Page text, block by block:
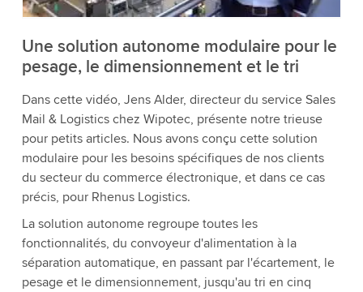
Une solution autonome modulaire pour le
pesage, le dimensionnement et le tri
Dans cette vidéo, Jens Alder, directeur du service Sales
Mail & Logistics chez Wipotec, présente notre trieuse
pour petits articles. Nous avons conçu cette solution
modulaire pour les besoins spécifiques de nos clients
du secteur du commerce électronique, et dans ce cas
précis, pour Rhenus Logistics.
La solution autonome regroupe toutes les
fonctionnalités, du convoyeur d'alimentation à la
séparation automatique, en passant par l'écartement, le
pesage et le dimensionnement, jusqu'au tri en cinq